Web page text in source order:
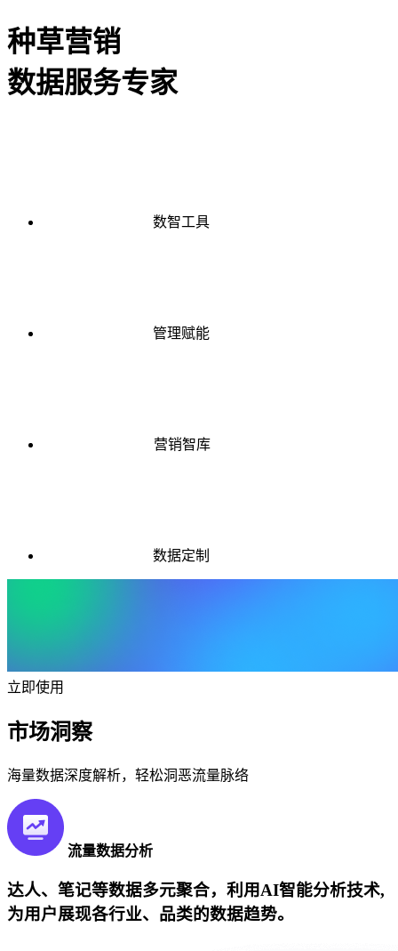
种草营销
数据服务专家
数智工具
管理赋能
营销智库
数据定制
立即使用
市场洞察
海量数据深度解析，轻松洞恶流量脉络
流量数据分析
达人、笔记等数据多元聚合，利用AI智能分析技术,
为用户展现各行业、品类的数据趋势。